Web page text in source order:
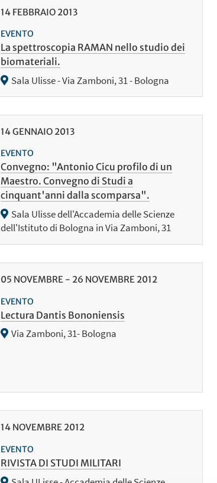
14FEBBRAIO 2013
EVENTO
La spettroscopia RAMAN nello studio dei
biomateriali.
Sala Ulisse - Via Zamboni, 31 - Bologna
14GENNAIO 2013
EVENTO
Convegno: "Antonio Cicu profilo di un
Maestro. Convegno di Studi a
cinquant'anni dalla scomparsa".
Sala Ulisse dell'Accademia delle Scienze
dell'Istituto di Bologna in Via Zamboni, 31
05 NOVEMBRE- 26 NOVEMBRE 2012
EVENTO
Lectura Dantis Bononiensis
Via Zamboni, 31- Bologna
14NOVEMBRE 2012
EVENTO
RIVISTA DI STUDI MILITARI